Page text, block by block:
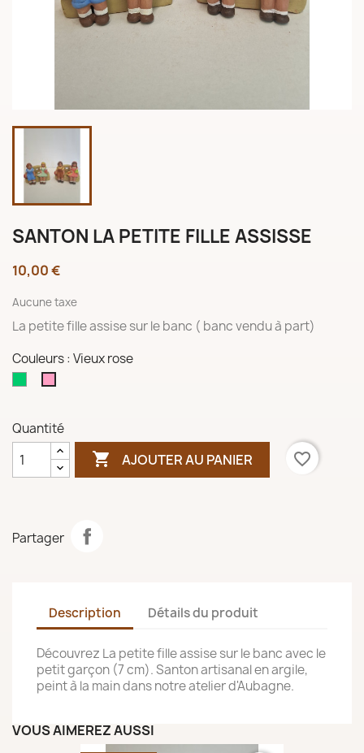
SANTON LA PETITE FILLE ASSISSE
10,00 €
Aucune taxe
La petite fille assise sur le banc ( banc vendu à part)
Couleurs : Vieux rose
Quantité
 AJOUTER AU PANIER favorite_border
Partager
Description Détails du produit
Découvrez La petite fille assise sur le banc avec le
petit garçon (7 cm). Santon artisanal en argile,
peint à la main dans notre atelier d'Aubagne.
VOUS AIMEREZ AUSSI